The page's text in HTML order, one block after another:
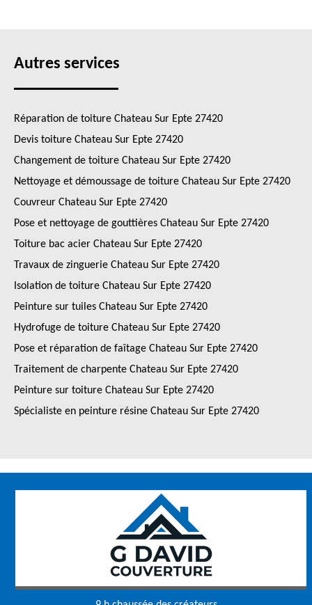
Autres services
Réparation de toiture Chateau Sur Epte 27420
Devis toiture Chateau Sur Epte 27420
Changement de toiture Chateau Sur Epte 27420
Nettoyage et démoussage de toiture Chateau Sur Epte 27420
Couvreur Chateau Sur Epte 27420
Pose et nettoyage de gouttières Chateau Sur Epte 27420
Toiture bac acier Chateau Sur Epte 27420
Travaux de zinguerie Chateau Sur Epte 27420
Isolation de toiture Chateau Sur Epte 27420
Peinture sur tuiles Chateau Sur Epte 27420
Hydrofuge de toiture Chateau Sur Epte 27420
Pose et réparation de faîtage Chateau Sur Epte 27420
Traitement de charpente Chateau Sur Epte 27420
Peinture sur toiture Chateau Sur Epte 27420
Spécialiste en peinture résine Chateau Sur Epte 27420